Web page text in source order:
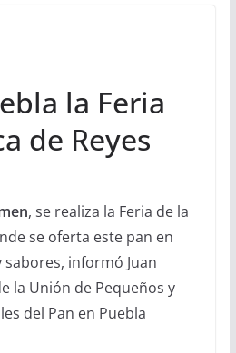
la Feria
de Reyes
, se realiza la Feria de la
se oferta este pan en
informó Juan
la Unión de Pequeños y
del Pan en Puebla